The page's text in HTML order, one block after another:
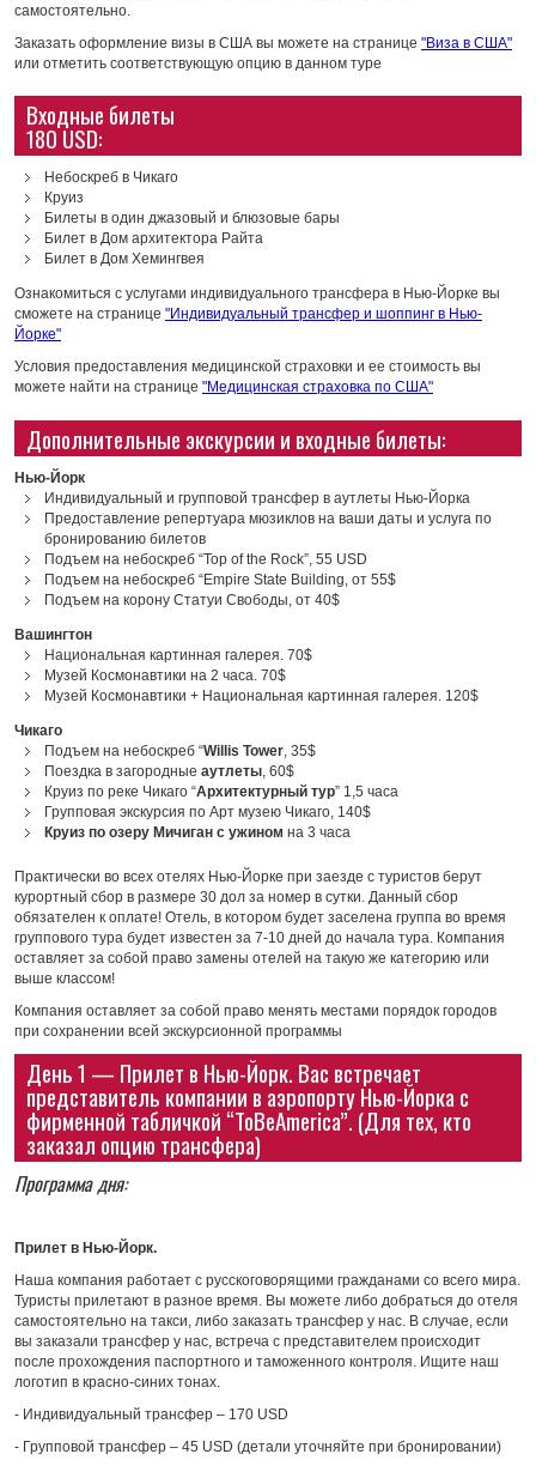
самостоятельно.
Заказать оформление визы в США вы можете на странице "Виза в США"
или отметить соответствующую опцию в данном туре
Входные билеты
180 USD:
Небоскреб в Чикаго
Круиз
Билеты в один джазовый и блюзовые бары
Билет в Дом архитектора Райта
Билет в Дом Хемингвея
Ознакомиться с услугами индивидуального трансфера в Нью-Йорке вы
сможете на странице "Индивидуальный трансфер и шоппинг в Нью-
Йорке"
Условия предоставления медицинской страховки и ее стоимость вы
можете найти на странице "Медицинская страховка по США"
Дополнительные экскурсии и входные билеты:
Нью-Йорк
Индивидуальный и групповой трансфер в аутлеты Нью-Йорка
Предоставление репертуара мюзиклов на ваши даты и услуга по
бронированию билетов
Подъем на небоскреб “Top of the Rock”, 55 USD
Подъем на небоскреб “Empire State Building, от 55$
Подъем на корону Статуи Свободы, от 40$
Вашингтон
Национальная картинная галерея. 70$
Музей Космонавтики на 2 часа. 70$
Музей Космонавтики + Национальная картинная галерея. 120$
Чикаго
Подъем на небоскреб “Willis Tower , 35$
Поездка в загородные аутлеты , 60$
Круиз по реке Чикаго “Архитектурный тур” 1,5 часа
Групповая экскурсия по Арт музею Чикаго, 140$
Круиз по озеру Мичиган с ужином на 3 часа
Практически во всех отелях Нью-Йорке при заезде с туристов берут
курортный сбор в размере 30 дол за номер в сутки. Данный сбор
обязателен к оплате! Отель, в котором будет заселена группа во время
группового тура будет известен за 7-10 дней до начала тура. Компания
оставляет за собой право замены отелей на такую же категорию или
выше классом!
Компания оставляет за собой право менять местами порядок городов
при сохранении всей экскурсионной программы
День 1 — Прилет в Нью-Йорк. Вас встречает
представитель компании в аэропорту Нью-Йорка с
фирменной табличкой “ToBeAmerica”. (Для тех, кто
заказал опцию трансфера)
Программа дня:
Прилет в Нью-Йорк.
Наша компания работает с русскоговорящими гражданами со всего мира.
Туристы прилетают в разное время. Вы можете либо добраться до отеля
самостоятельно на такси, либо заказать трансфер у нас. В случае, если
вы заказали трансфер у нас, встреча с представителем происходит
после прохождения паспортного и таможенного контроля. Ищите наш
логотип в красно-синих тонах.
- Индивидуальный трансфер – 170 USD
- Групповой трансфер – 45 USD (детали уточняйте при бронировании)